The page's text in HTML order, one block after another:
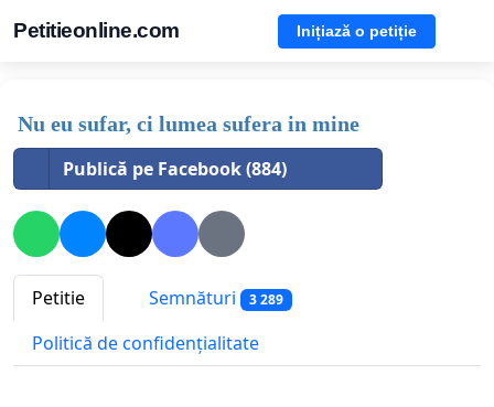
Petitieonline.com Inițiază o petiție
Nu eu sufar, ci lumea sufera in mine
Publică pe Facebook (884)
Petitie Semnături 3 289
Politică de confidențialitate